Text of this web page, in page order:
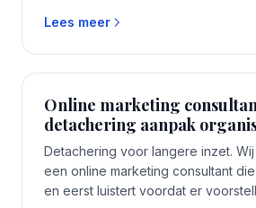
Lees meer
Online marketing
detachering aanpak
Detachering voor langere inzet.
een online marketing consultant
en eerst luistert voordat er